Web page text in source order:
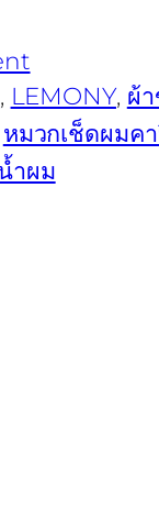
, LEMONY, ผ้
หมวกเช็ดผมค
ำผม